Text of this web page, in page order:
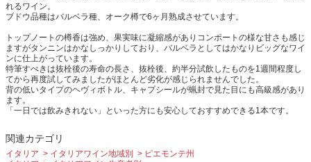
れるワイン。
ブドウ品種はバルベラ種、オーク樽で6ヶ月熟成させています。
トップノートの樽香は強め、果実味に凝縮感がありコンポートの様な甘さも感じ
ますがタンニンはかなしっかりしており、バルベラとしてはかなりビッグなワイ
ンに仕上がっています。
特筆すべきは抜栓後の寿命の長さ、抜栓後、約半分試飲したものを1週間程度し
てから再度試してみましたがほとんど劣化が感じられませんでした。
背の低いタイプのヘヴィボトル、キャプシールが蝋封で見た目にも高級感があり
ます。
「一日では飲みきれない」といった方にも安心しておすすめできる1本です。
関連カテゴリ
イタリア イタリアワイン地域別
ピエモンテ州